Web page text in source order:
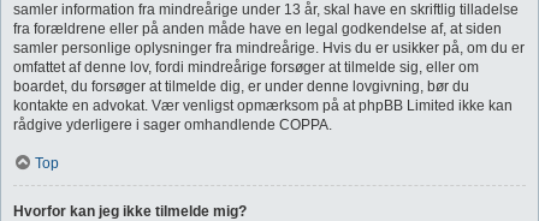
samler information fra mindreårige under 13 år, skal have en skriftlig tilladelse
fra forældrene eller på anden måde have en legal godkendelse af, at siden
samler personlige oplysninger fra mindreårige. Hvis du er usikker på, om du er
omfattet af denne lov, fordi mindreårige forsøger at tilmelde sig, eller om
boardet, du forsøger at tilmelde dig, er under denne lovgivning, bør du
kontakte en advokat. Vær venligst opmærksom på at phpBB Limited ikke kan
rådgive yderligere i sager omhandlende COPPA.
Top
Hvorfor kan jeg ikke tilmelde mig?